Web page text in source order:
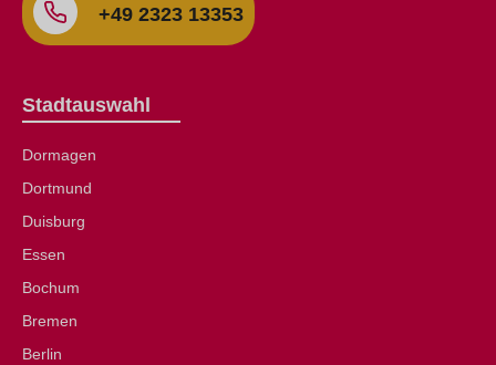
+49 2323 13353
Stadtauswahl
Dormagen
Dortmund
Duisburg
Essen
Bochum
Bremen
Berlin